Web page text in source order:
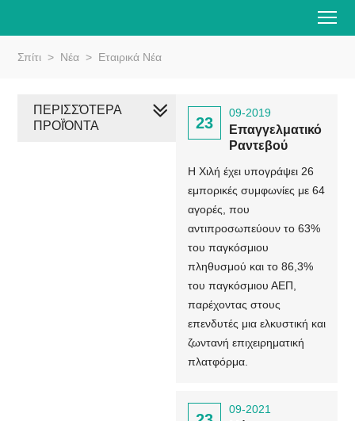
Σπίτι > Νέα > Εταιρικά Νέα
23
09-2019
Επαγγελματικό
Ραντεβού
Η Χιλή έχει υπογράψει 26
εμπορικές συμφωνίες με 64
αγορές, που
αντιπροσωπεύουν το 63%
του παγκόσμιου
πληθυσμού και το 86,3%
του παγκόσμιου ΑΕΠ,
παρέχοντας στους
επενδυτές μια ελκυστική και
ζωντανή επιχειρηματική
πλατφόρμα.
09-2021
ΠΕΡΙΣΣΌΤΕΡΑ
ΠΡΟΪΌΝΤΑ